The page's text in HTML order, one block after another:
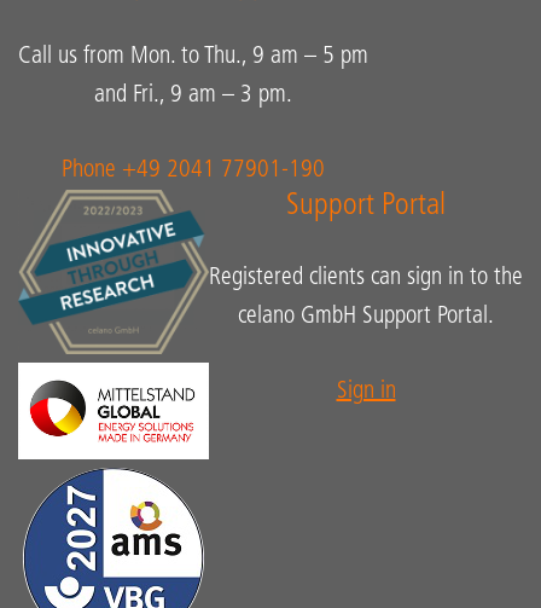
Call us from Mon. to Thu., 9 am – 5 pm
and Fri., 9 am – 3 pm.
Phone +49 2041 77901-190
Support Portal
Registered clients can sign in to the
celano GmbH Support Portal.
Sign in